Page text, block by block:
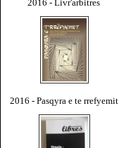
2016 - Livr'arbitres
2016 - Pasqyra e te rrefyemit